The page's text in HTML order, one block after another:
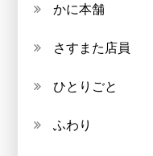
かに本舗
さすまた店員
ひとりごと
ふわり